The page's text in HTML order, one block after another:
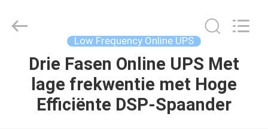
THUIS
PRODUCTEN
POWER
GROUP.
Low Frequency Online UPS
Drie Fasen Online UPS Met
lage frekwentie met Hoge
Efficiënte DSP-Spaander